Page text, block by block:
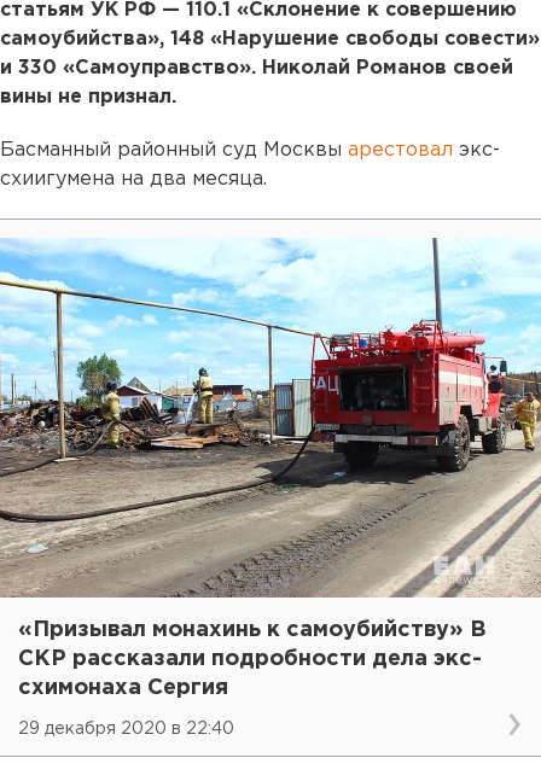
статьям УК РФ — 110.1 «Склонение к совершению
самоубийства», 148 «Нарушение свободы совести»
и 330 «Самоуправство». Николай Романов своей
вины не признал.
Басманный районный суд Москвы арестовал экс-
схиигумена на два месяца.
«Призывал монахинь к самоубийству» В
СКР рассказали подробности дела экс-
схимонаха Сергия
29 декабря 2020 в 22:40